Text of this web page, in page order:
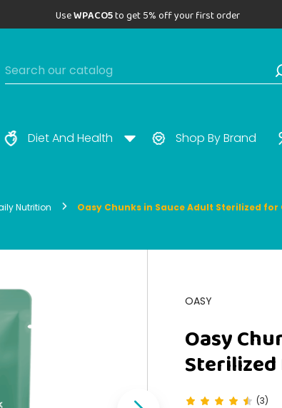
UseWPACO5to get 5% off your first order
Diet And Health Shop By Brand
Nutrition Oasy Chunks in Sauce Adult Sterilized for
OASY
Oasy
(3)